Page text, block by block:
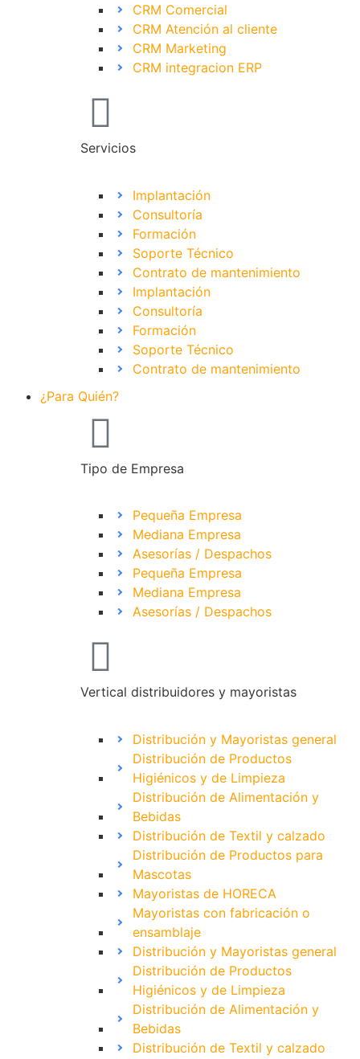
CRM Comercial
CRM Atención al cliente
CRM Marketing
CRM integracion ERP
Servicios
Implantación
Consultoría
Formación
Soporte Técnico
Contrato de mantenimiento
Implantación
Consultoría
Formación
Soporte Técnico
Contrato de mantenimiento
¿Para Quién?
Tipo de Empresa
Pequeña Empresa
Mediana Empresa
Asesorías / Despachos
Pequeña Empresa
Mediana Empresa
Asesorías / Despachos
Vertical distribuidores y mayoristas
Distribución y Mayoristas general
Distribución de Productos
Higiénicos y de Limpieza
Distribución de Alimentación y
Bebidas
Distribución de Textil y calzado
Distribución de Productos para
Mascotas
Mayoristas de HORECA
Mayoristas con fabricación o
ensamblaje
Distribución y Mayoristas general
Distribución de Productos
Higiénicos y de Limpieza
Distribución de Alimentación y
Bebidas
Distribución de Textil y calzado